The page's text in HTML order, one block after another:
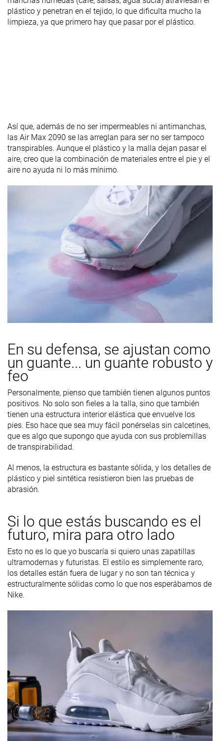
plástico y penetran en el tejido, lo que dificulta mucho la
limpieza, ya que primero hay que pasar por el plástico.
Así que, además de no ser impermeables ni antimanchas,
las Air Max 2090 se las arreglan para ser no ser tampoco
transpirables. Aunque el plástico y la malla dejan pasar el
aire, creo que la combinación de materiales entre el pie y el
aire no ayuda ni lo más mínimo.
En su defensa, se ajustan como
un guante... un guante robusto y
feo
Personalmente, pienso que también tienen algunos puntos
positivos. No solo son fieles a la talla, sino que también
tienen una estructura interior elástica que envuelve los
pies. Eso hace que sea muy fácil ponérselas sin calcetines,
que es algo que supongo que ayuda con sus problemillas
de transpirabilidad.
Al menos, la estructura es bastante sólida, y los detalles de
plástico y piel sintética resistieron bien las pruebas de
abrasión.
Si lo que estás buscando es el
futuro, mira para otro lado
Esto no es lo que yo buscaría si quiero unas zapatillas
ultramodernas y futuristas. El estilo es simplemente raro,
los detalles están fuera de lugar y no son tan técnica y
estructuralmente sólidas como lo que nos esperábamos de
Nike.